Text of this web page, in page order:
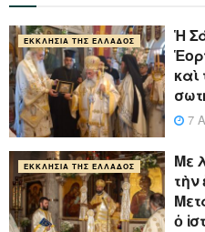
ΕΚΚΛΗΣΊΑ ΤΗΣ ΕΛΛΆΔΟΣ
Ἡ
καὶ
7
ΕΚΚΛΗΣΊΑ ΤΗΣ ΕΛΛΆΔΟΣ
Με
τὴν
ὁ